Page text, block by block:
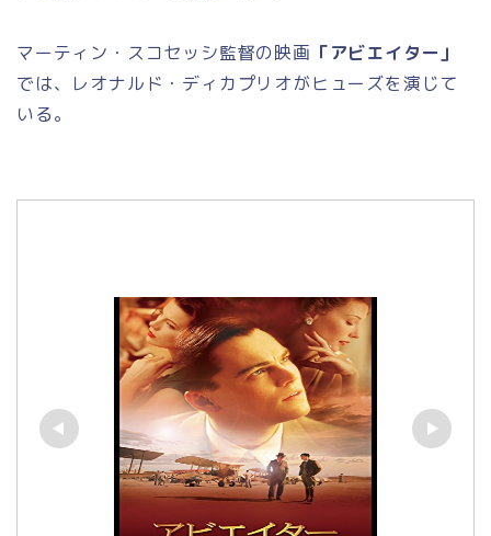
マーティン・スコセッシ監督の映画 「アビエイター」
では、レオナルド・ディカプリオがヒューズを演じて
いる。